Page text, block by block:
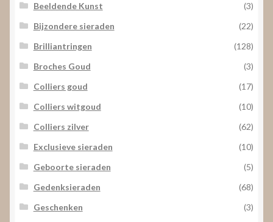
Beeldende Kunst
(3)
Bijzondere sieraden
(22)
Brilliantringen
(128)
Broches Goud
(3)
Colliers goud
(17)
Colliers witgoud
(10)
Colliers zilver
(62)
Exclusieve sieraden
(10)
Geboorte sieraden
(5)
Gedenksieraden
(68)
Geschenken
(3)